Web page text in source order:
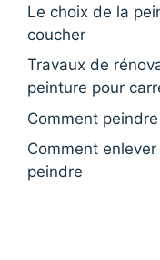
Le choix de la
coucher
Travaux de
peinture pour
Comment
Comment
peindre